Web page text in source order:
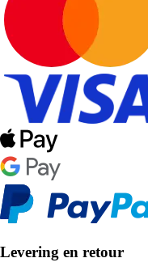
Levering en retour